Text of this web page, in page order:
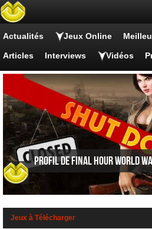
Actualités Jeux Online
Articles Interviews Vidéos
Profil de Final Hour World
Jeux à Télécharger